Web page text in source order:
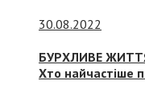
30.08.2022
БУРХЛИВЕ
Хто найчастіше